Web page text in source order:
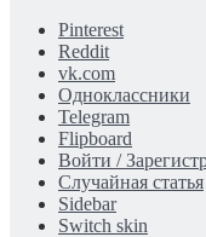
Pinterest
Reddit
vk.com
Одноклассники
Telegram
Flipboard
Войти /
Случайная статья
Sidebar
Switch skin